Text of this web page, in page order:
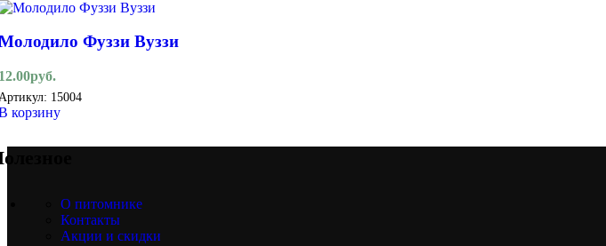
Фуззи Вуззи
руб.
15004
корзину
О питомнике
Контакты
Акции и скидки